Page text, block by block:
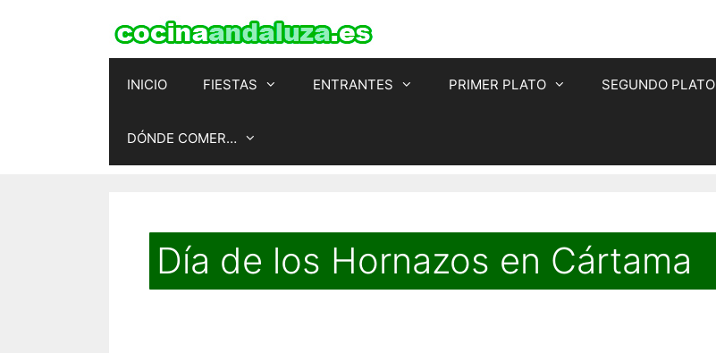
INICIO FIESTAS ENTRANTES PRIMER PLATO SEGUNDO PLATO
DÓNDE COMER…
Día de los Hornazos en Cártama